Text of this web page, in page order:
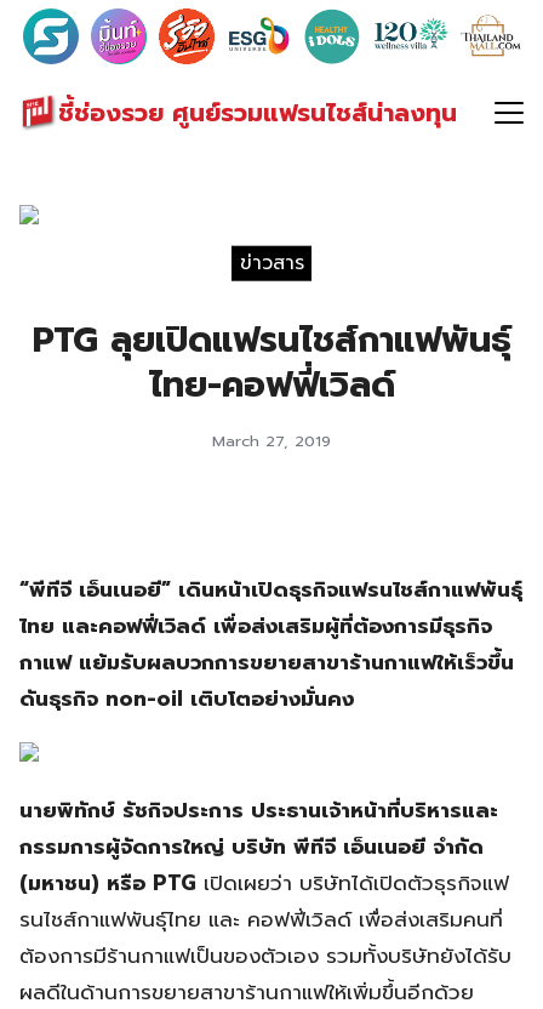
ชี้ช่องรวย ศูนย์รวมแฟรนไชส์น่าลงทุน
Search
for:
ข่าวสาร
PTG ลุยเปิดแฟรนไชส์กาแฟพันธุ์
ไทย-คอฟฟี่เวิลด์
March 27, 2019
“พีทีจี เอ็นเนอยี” เดินหน้าเปิดธุรกิจแฟรนไชส์กาแฟพันธุ์
ไทย และคอฟฟี่เวิลด์ เพื่อส่งเสริมผู้ที่ต้องการมีธุรกิจ
กาแฟ แย้มรับผลบวกการขยายสาขาร้านกาแฟให้เร็วขึ้น
ดันธุรกิจ non-oil เติบโตอย่างมั่นคง
นายพิทักษ์ รัชกิจประการ ประธานเจ้าหน้าที่บริหารและ
กรรมการผู้จัดการใหญ่ บริษัท พีทีจี เอ็นเนอยี จำกัด
(มหาชน) หรือ PTG เปิดเผยว่า บริษัทได้เปิดตัวธุรกิจแฟ
รนไชส์กาแฟพันธุ์ไทย และ คอฟฟี่เวิลด์ เพื่อส่งเสริมคนที่
ต้องการมีร้านกาแฟเป็นของตัวเอง รวมทั้งบริษัทยังได้รับ
ผลดีในด้านการขยายสาขาร้านกาแฟให้เพิ่มขึ้นอีกด้วย